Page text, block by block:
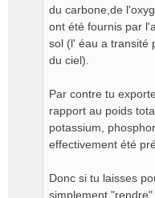
du carbone,de
ont été fournis par
sol (l' éau a transité
du ciel).
Par contre tu
rapport au poids
potassium,
effectivement été
Donc si tu laisses
simplement